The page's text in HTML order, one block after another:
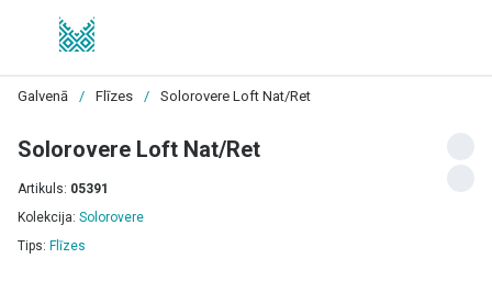
Galvenā / Flīzes / Solorovere Loft Nat/Ret
Solorovere Loft Nat/Ret
Artikuls: 05391
Kolekcija: Solorovere
Tips: Flīzes